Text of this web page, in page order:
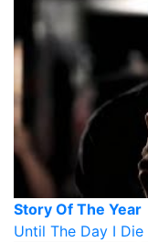
Story Of The Year
Until The Day I Die